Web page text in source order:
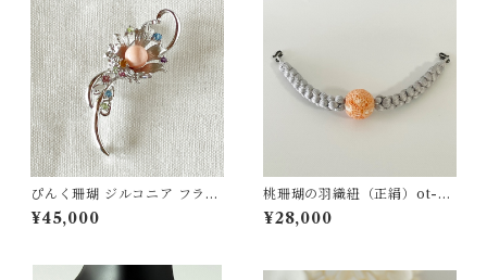
ぴんく珊瑚 ジルコニア フラワ
ーブローチ SV fb-23
¥45,000
桃珊瑚の羽織紐（正絹）ot-01
6
¥28,000